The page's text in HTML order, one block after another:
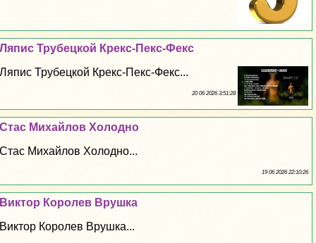
Ляпис Трубецкой Крекс-Пекс-Фекс
Ляпис Трубецкой Крекс-Пекс-Фекс...
20 06 2026 3:51:28
Стас Михайлов Холодно
Стас Михайлов Холодно...
19 06 2026 22:10:26
Виктор Королев Врушка
Виктор Королев Врушка...